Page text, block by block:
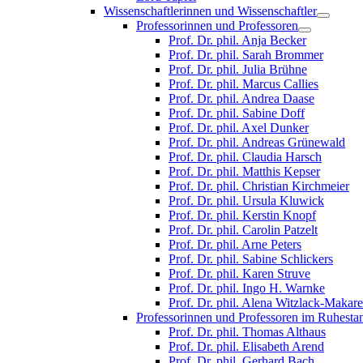
Wissenschaftlerinnen und Wissenschaftler
Professorinnen und Professoren
Prof. Dr. phil. Anja Becker
Prof. Dr. phil. Sarah Brommer
Prof. Dr. phil. Julia Brühne
Prof. Dr. phil. Marcus Callies
Prof. Dr. phil. Andrea Daase
Prof. Dr. phil. Sabine Doff
Prof. Dr. phil. Axel Dunker
Prof. Dr. phil. Andreas Grünewald
Prof. Dr. phil. Claudia Harsch
Prof. Dr. phil. Matthis Kepser
Prof. Dr. phil. Christian Kirchmeier
Prof. Dr. phil. Ursula Kluwick
Prof. Dr. phil. Kerstin Knopf
Prof. Dr. phil. Carolin Patzelt
Prof. Dr. phil. Arne Peters
Prof. Dr. phil. Sabine Schlickers
Prof. Dr. phil. Karen Struve
Prof. Dr. phil. Ingo H. Warnke
Prof. Dr. phil. Alena Witzlack-
Professorinnen und Professoren im
Prof. Dr. phil. Thomas Althaus
Prof. Dr. phil. Elisabeth Arend